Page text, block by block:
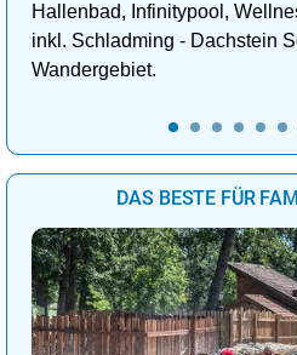
Hallenbad, Infinitypool,
inkl. Schladming - Dachstein
Wandergebiet.
DAS BESTE FÜR